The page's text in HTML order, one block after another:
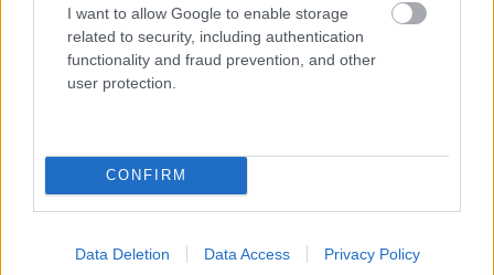
I want to allow Google to enable storage
related to security, including authentication
functionality and fraud prevention, and other
user protection.
CONFIRM
Data Deletion Data Access Privacy Policy
A circa 4 km dal centro, affacciato sul Mar Baltico,